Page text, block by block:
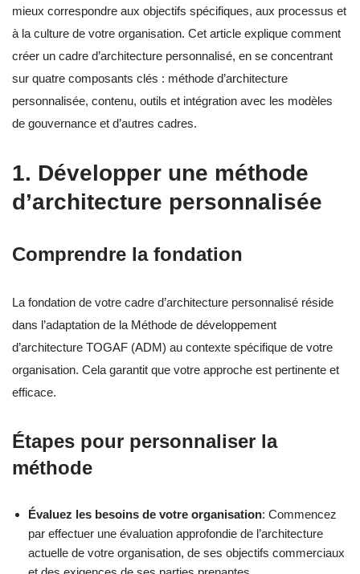
mieux correspondre aux objectifs spécifiques, aux processus et
à la culture de votre organisation. Cet article explique comment
créer un cadre d’architecture personnalisé, en se concentrant
sur quatre composants clés : méthode d’architecture
personnalisée, contenu, outils et intégration avec les modèles
de gouvernance et d’autres cadres.
1. Développer une méthode
d’architecture personnalisée
Comprendre la fondation
La fondation de votre cadre d’architecture personnalisé réside
dans l’adaptation de la Méthode de développement
d’architecture TOGAF (ADM) au contexte spécifique de votre
organisation. Cela garantit que votre approche est pertinente et
efficace.
Étapes pour personnaliser la
méthode
Évaluez les besoins de votre organisation: Commencez
par effectuer une évaluation approfondie de l’architecture
actuelle de votre organisation, de ses objectifs commerciaux